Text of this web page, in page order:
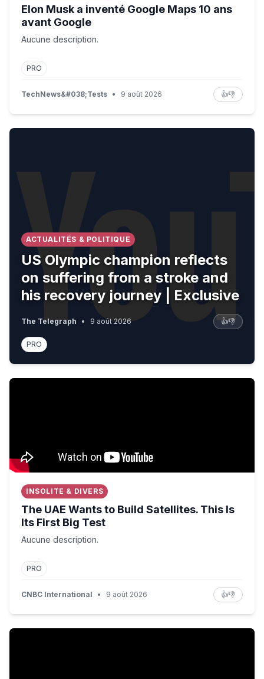
Elon Musk a inventé Google Maps 10 ans
avant Google
Aucune description.
PRO
TechNews&#038;Tests • 9 août 2026 👍👎
US Olympic champion reflects on suffering from a
ACTUALITÉS & POLITIQUE
US Olympic champion reflects
on suffering from a stroke and
his recovery journey | Exclusive
The Telegraph • 9 août 2026 👍👎
PRO
The UAE Wants to Build Satellites. This Is Its First Big
INSOLITE & DIVERS
The UAE Wants to Build Satellites. This Is
Its First Big Test
Aucune description.
PRO
CNBC International • 9 août 2026 👍👎
Mina Chan meurt à 26 ans après une violente